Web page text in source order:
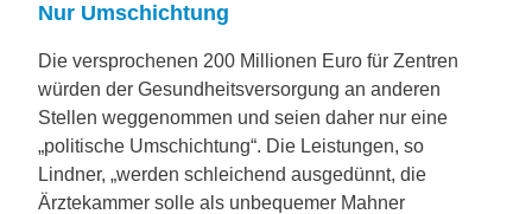
Nur Umschichtung
Die versprochenen 200 Millionen Euro für Zentren
würden der Gesundheitsversorgung an anderen
Stellen weggenommen und seien daher nur eine
„politische Umschichtung“. Die Leistungen, so
Lindner, „werden schleichend ausgedünnt, die
Ärztekammer solle als unbequemer Mahner